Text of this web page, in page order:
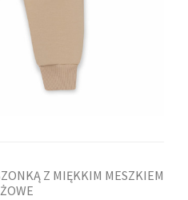
Z MIĘKKIM MESZKIEM